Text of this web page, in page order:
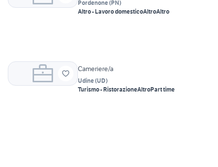
Pordenone(PN)
Altro - Lavoro domesticoAltroAltro
Cameriere/a
Udine(UD)
Turismo - RistorazioneAltroPart time